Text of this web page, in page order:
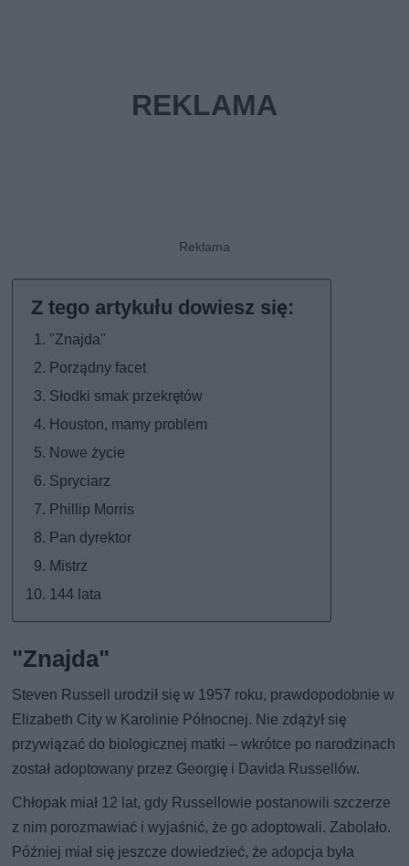
"Znajda"
Porządny facet
Słodki smak przekrętów
Houston, mamy problem
Nowe życie
Spryciarz
Phillip Morris
Pan dyrektor
Mistrz
144 lata
"Znajda"
Steven Russell urodził się w 1957 roku, prawdopodobnie w
Elizabeth City w Karolinie Północnej. Nie zdążył się
przywiązać do biologicznej matki – wkrótce po narodzinach
został adoptowany przez Georgię i Davida Russellów.
Chłopak miał 12 lat, gdy Russellowie postanowili szczerze
z nim porozmawiać i wyjaśnić, że go adoptowali. Zabolało.
Później miał się jeszcze dowiedzieć, że adopcja była